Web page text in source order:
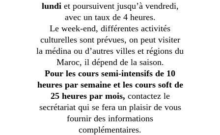
lundi et poursuivent jusqu’à vendredi,
avec un taux de 4 heures.
Le week-end, différentes activités
culturelles sont prévues, on peut visiter
la médina ou d’autres villes et régions du
Maroc, il dépend de la saison.
Pour les cours semi-intensifs de 10
heures par semaine et les cours soft de
25 heures par mois, contactez le
secrétariat qui se fera un plaisir de vous
fournir des informations
complémentaires.